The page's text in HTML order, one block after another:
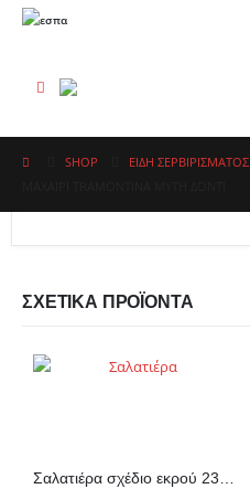
SHOP ΕΙΔΗ ΣΕΡΒΙΡΙΣΜΑΤΟΣ
ΣΧΕΤΙΚΆ ΠΡΟΪΌΝΤΑ